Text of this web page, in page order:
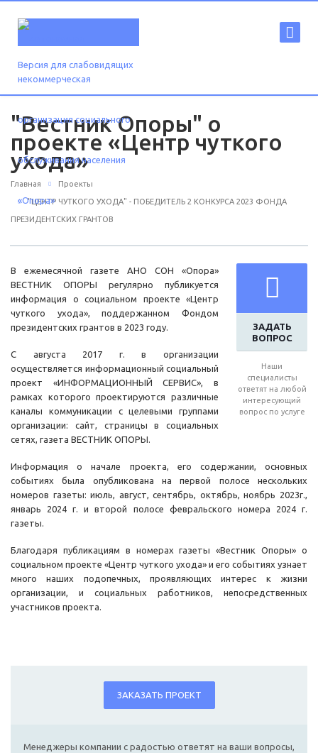
Версия для слабовидящих
"Вестник Опоры" о
проекте «Центр чуткого
ухода»
Главная Проекты
"ЦЕНТР ЧУТКОГО УХОДА" - ПОБЕДИТЕЛЬ 2 КОНКУРСА 2023 ФОНДА
ПРЕЗИДЕНТСКИХ ГРАНТОВ
ЗАДАТЬ
ВОПРОС
Наши
специалисты
ответят на любой
интересующий
вопрос по услуге
В ежемесячной газете АНО СОН «Опора»
ВЕСТНИК ОПОРЫ регулярно публикуется
информация о социальном проекте «Центр
чуткого ухода», поддержанном Фондом
президентских грантов в 2023 году.
С августа 2017 г. в организации
осуществляется информационный социальный
проект «ИНФОРМАЦИОННЫЙ СЕРВИС», в
рамках которого проектируются различные
каналы коммуникации с целевыми группами
организации: сайт, страницы в социальных
сетях, газета ВЕСТНИК ОПОРЫ.
Информация о начале проекта, его содержании, основных
событиях была опубликована на первой полосе нескольких
номеров газеты: июль, август, сентябрь, октябрь, ноябрь 2023г.,
январь 2024 г. и второй полосе февральского номера 2024 г.
газеты.
Благодаря публикациям в номерах газеты «Вестник Опоры» о
социальном проекте «Центр чуткого ухода» и его событиях узнает
много наших подопечных, проявляющих интерес к жизни
организации, и социальных работников, непосредственных
участников проекта.
ЗАКАЗАТЬ ПРОЕКТ
Менеджеры компании с радостью ответят на ваши вопросы,